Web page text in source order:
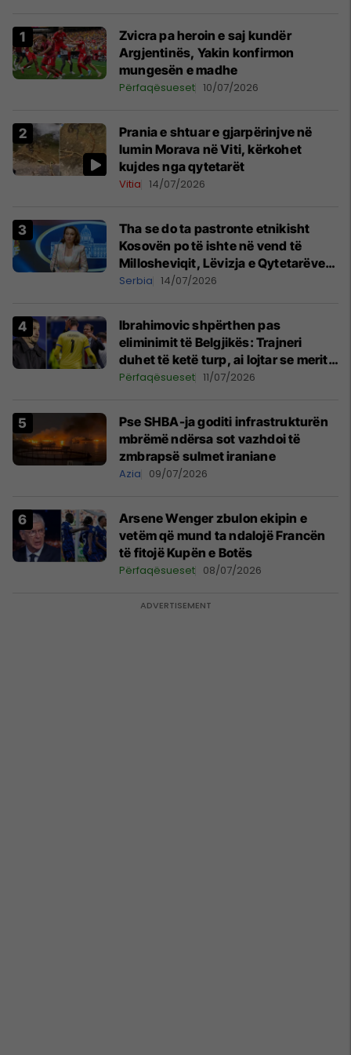
Zvicra pa heroin e saj kundër
Argjentinës, Yakin konfirmon
mungesën e madhe
Përfaqësueset 10/07/2026
Prania e shtuar e gjarpërinjve në
lumin Morava në Viti, kërkohet
kujdes nga qytetarët
Vitia 14/07/2026
Tha se do ta pastronte etnikisht
Kosovën po të ishte në vend të
Millosheviqit, Lëvizja e Qytetarëve
të Lirë në Serbi kërkon shkarkimin e
Serbia 14/07/2026
Ibrahimovic shpërthen pas
eliminimit të Belgjikës: Trajneri
duhet të ketë turp, ai lojtar se meritoi
të luante
Përfaqësueset 11/07/2026
Pse SHBA-ja goditi infrastrukturën
mbrëmë ndërsa sot vazhdoi të
zmbrapsë sulmet iraniane
Azia 09/07/2026
Arsene Wenger zbulon ekipin e
vetëm që mund ta ndalojë Francën
të fitojë Kupën e Botës
Përfaqësueset 08/07/2026